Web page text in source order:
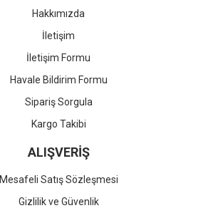
Hakkımızda
İletişim
İletişim Formu
Havale Bildirim Formu
Sipariş Sorgula
Kargo Takibi
ALIŞVERİŞ
Mesafeli Satış Sözleşmesi
Gizlilik ve Güvenlik